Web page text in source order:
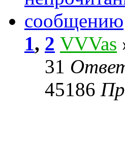
1, 2 VVVas
31
45186